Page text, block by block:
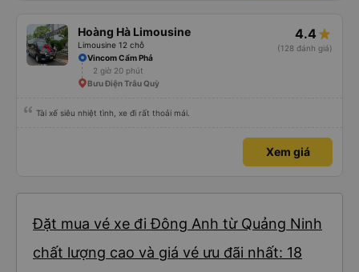
Hoàng Hà Limousine
Limousine 12 chỗ
4.4
(128 đánh giá)
Vincom Cẩm Phả
2 giờ 20 phút
Bưu Điện Trâu Quỳ
Tài xế siêu nhiệt tình, xe đi rất thoải mái.
Xem giá
Đặt mua vé xe đi Đông Anh từ Quảng Ninh
chất lượng cao và giá vé ưu đãi nhất: 18